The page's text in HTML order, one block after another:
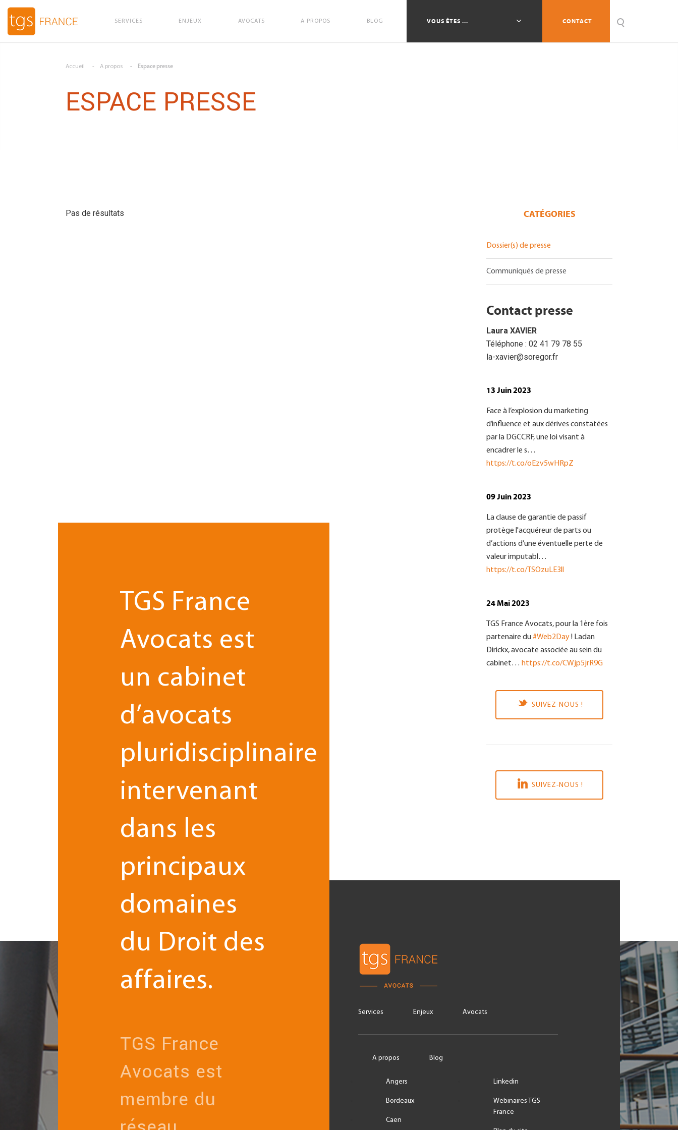
SERVICES ENJEUX AVOCATS A PROPOS BLOG VOUS ÊTES ... CONTACT
Accueil A propos Espace presse
ESPACE PRESSE
Pas de résultats CATÉGORIES
Dossier(s) de presse
Communiqués de presse
Contact presse
Laura XAVIER
Téléphone : 02 41 79 78 55
la-xavier@soregor.fr
13 Juin 2023
Face à l’explosion du marketing
d’influence et aux dérives constatées
par la DGCCRF, une loi visant à
encadrer le s…
https://t.co/oEzv5wHRpZ
09 Juin 2023
La clause de garantie de passif
protège l'acquéreur de parts ou
d’actions d’une éventuelle perte de
valeur imputabl…
https://t.co/TSOzuLE3ll
24 Mai 2023
TGS France Avocats, pour la 1ère fois
partenaire du#Web2Day! Ladan
Dirickx, avocate associée au sein du
cabinet… https://t.co/CWjp5jrR9G
SUIVEZ-NOUS !
SUIVEZ-NOUS !
Services Enjeux Avocats
A propos Blog
Angers
Bordeaux
Caen
Linkedin
Webinaires TGS
France
TGS France
Avocats est
un cabinet
d’avocats
pluridisciplinaire
intervenant
dans les
principaux
domaines
du Droit des
affaires.
TGS France
Avocats est
membre du